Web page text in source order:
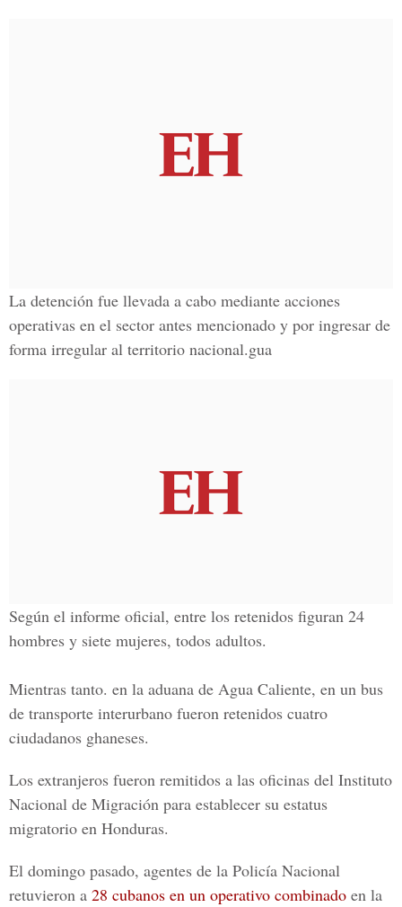
La detención fue llevada a cabo mediante acciones
operativas en el sector antes mencionado y por ingresar de
forma irregular al territorio nacional.gua
Según el informe oficial, entre los retenidos figuran 24
hombres y siete mujeres, todos adultos.
Mientras tanto. en la aduana de Agua Caliente, en un bus
de transporte interurbano fueron retenidos cuatro
ciudadanos ghaneses.
Los extranjeros fueron remitidos a las oficinas del Instituto
Nacional de Migración para establecer su estatus
migratorio en Honduras.
El domingo pasado, agentes de la Policía Nacional
retuvieron a 28 cubanos en un operativo combinado en la